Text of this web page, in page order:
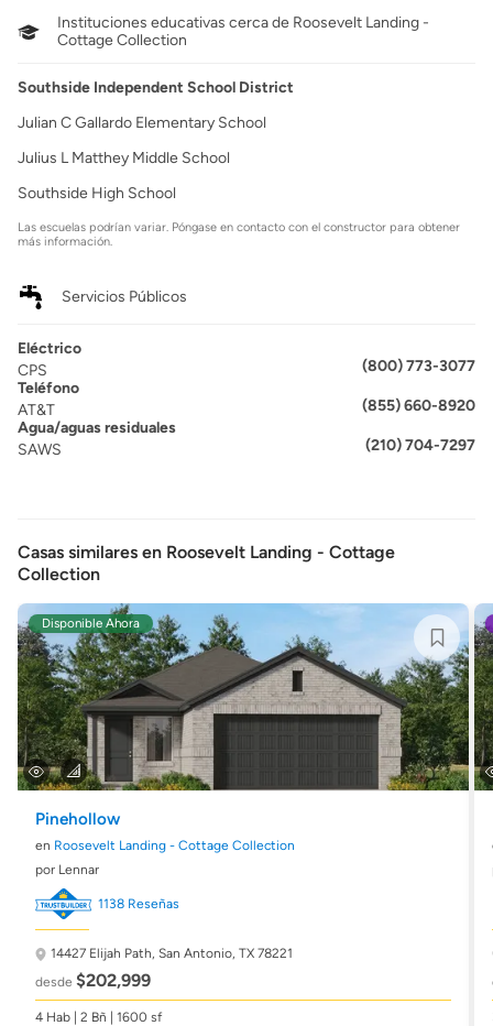
Instituciones educativas cerca de Roosevelt Landing -
Cottage Collection
Southside Independent School District
Julian C Gallardo Elementary School
Julius L Matthey Middle School
Southside High School
Las escuelas podrían variar. Póngase en contacto con el constructor para obtener
más información.
Servicios Públicos
Eléctrico
CPS
(800) 773-3077
Teléfono
AT&T
(855) 660-8920
Agua/aguas residuales
SAWS
(210) 704-7297
Casas similares en Roosevelt Landing - Cottage
Collection
Disponible Ahora
Pinehollow
en Roosevelt Landing - Cottage Collection
por Lennar
1138 Reseñas
14427 Elijah Path, San Antonio, TX 78221
desde $202,999
4 Hab | 2 Bñ | 1600 sf